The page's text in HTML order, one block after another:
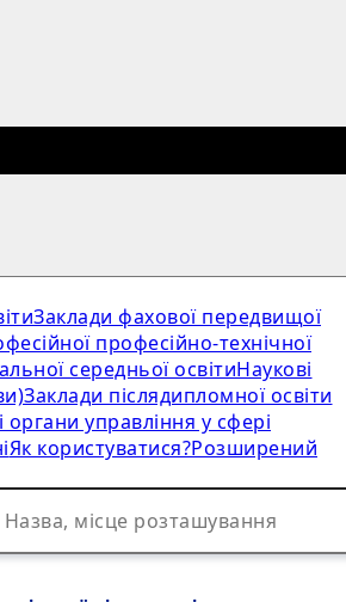
Заклади фахової передвищої
професійно-технічної
середньої освітиНаукові
Заклади післядипломної освіти
органи управління у сфері
Як користуватися?Розширений